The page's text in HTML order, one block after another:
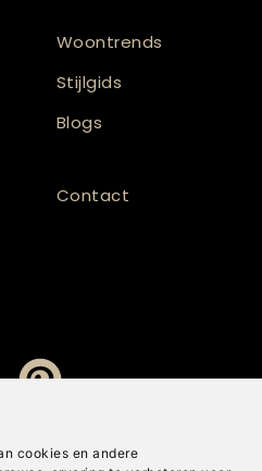
cookies en andere
Woontrends
Stijlgids
Blogs
Contact